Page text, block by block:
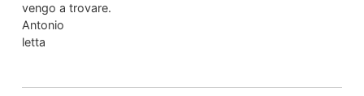
vengo a trovare.
Antonio
letta